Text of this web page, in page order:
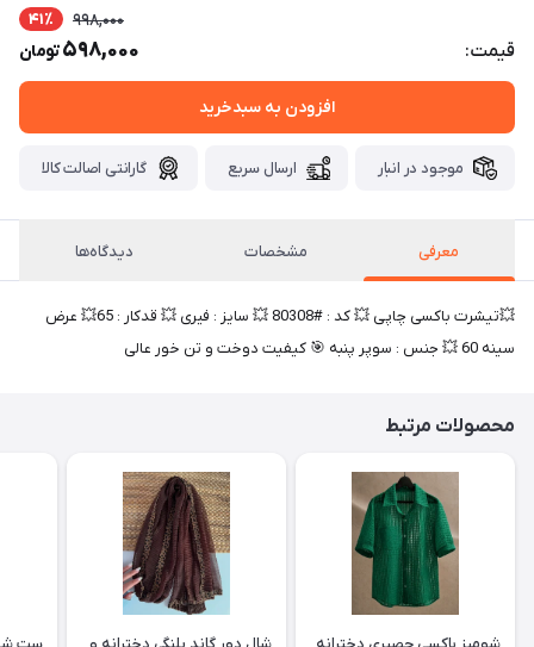
قیمت:
998,000 41٪
598,000تومان
افزودن به سبدخرید
موجود در انبار ارسال سریع گارانتی اصالت کالا
معرفی مشخصات دیدگاه‌ها
💥تیشرت باکسی چاپی 💥 کد : #80308 💥 سایز : فیری 💥 قدکار : 65💥 عرض
سینه 60 💥 جنس : سوپر پنبه 🎯 کیفیت دوخت و تن خور عالی
محصولات مرتبط